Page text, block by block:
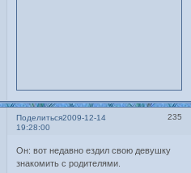
Поделиться 235
2009-12-14
19:28:00
Он: вот недавно ездил свою девушку
знакомить с родителями.